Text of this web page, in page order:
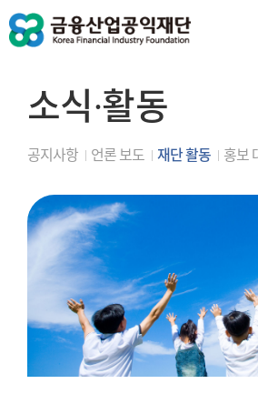
소식∙활동
공지사항 언론 보도 재단 활동 홍보